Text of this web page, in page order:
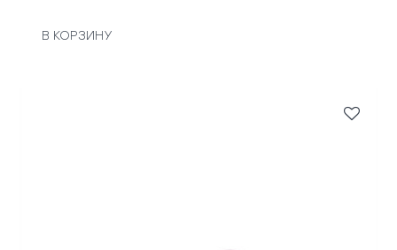
В КОРЗИНУ